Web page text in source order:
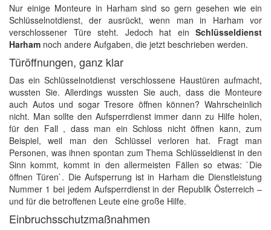
Nur einige Monteure in Harham sind so gern gesehen wie ein
Schlüsselnotdienst, der ausrückt, wenn man in Harham vor
verschlossener Türe steht. Jedoch hat ein Schlüsseldienst
Harham noch andere Aufgaben, die jetzt beschrieben werden.
Türöffnungen, ganz klar
Das ein Schlüsselnotdienst verschlossene Haustüren aufmacht,
wussten Sie. Allerdings wussten Sie auch, dass die Monteure
auch Autos und sogar Tresore öffnen können? Wahrscheinlich
nicht. Man sollte den Aufsperrdienst immer dann zu Hilfe holen,
für den Fall , dass man ein Schloss nicht öffnen kann, zum
Beispiel, weil man den Schlüssel verloren hat. Fragt man
Personen, was ihnen spontan zum Thema Schlüsseldienst in den
Sinn kommt, kommt in den allermeisten Fällen so etwas: `Die
öffnen Türen`. Die Aufsperrung ist in Harham die Dienstleistung
Nummer 1 bei jedem Aufsperrdienst in der Republik Österreich –
und für die betroffenen Leute eine große Hilfe.
Einbruchsschutzmaßnahmen